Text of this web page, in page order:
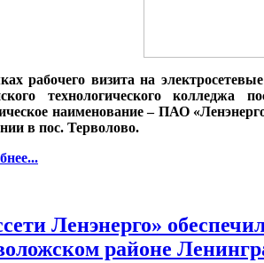
рабочего визита на
технологического колледжа
наименование – ПАО
в пос. Терволово.
Ленэнерго»
районе